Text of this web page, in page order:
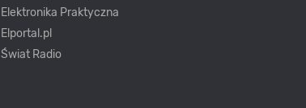
Elektronika Praktyczna
Elportal.pl
Świat Radio